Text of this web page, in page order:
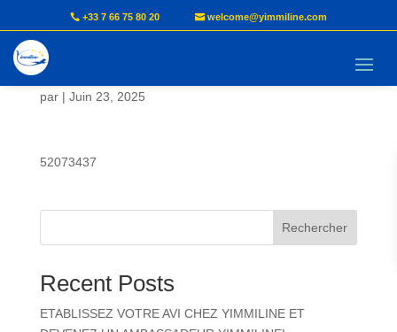
+33 7 66 75 80 20 welcome@yimmiline.com
ANGOULA Paul Servais
par | Juin 23, 2025
52073437
Rechercher
Recent Posts
ETABLISSEZ VOTRE AVI CHEZ YIMMILINE ET